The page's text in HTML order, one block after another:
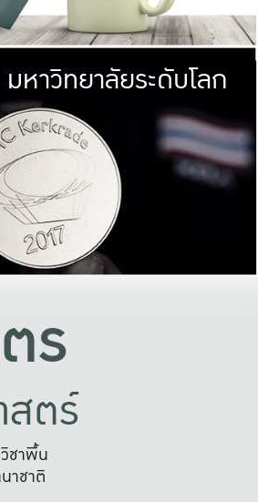
มหาวิทยา
พร้อมที่จ
และผลักดันในการใช้ระบบส
เพื่อการทำงานแ
มหาวิทยาลัยระดับโลก
ร
ตร์
ชาพื้น
าชาติ